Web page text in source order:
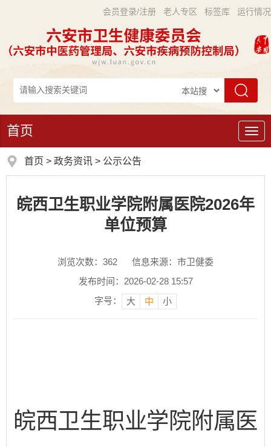
会员登录/注册 老人专区 标签库 运行情况
导
首页
首页 > 政务资讯 > 公示公告
皖西卫生职业学院附属医院2026年
单位预算
浏览次数： 362
信息来源：市卫健委
发布时间：2026-02-28 15:57
字号：
大 中 小
皖西卫生职业学院附属医